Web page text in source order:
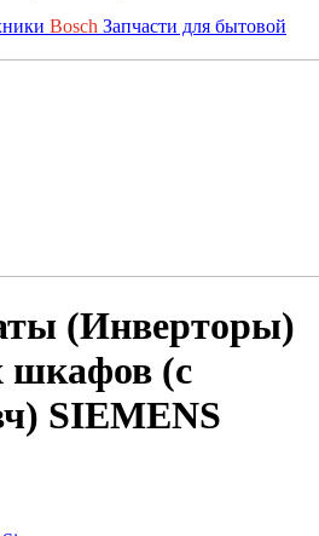
Bosch Запчасти для бытовой
(Инверторы)
шкафов (с
SIEMENS